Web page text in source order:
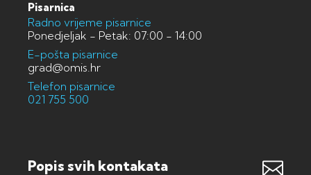
Pisarnica
Radno vrijeme pisarnice
Ponedjeljak - Petak: 07:00 - 14:00
E-pošta pisarnice
grad@omis.hr
Telefon pisarnice
021 755 500
Popis svih kontakata